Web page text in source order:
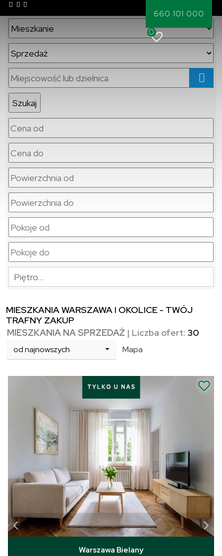
660 101 000
0
Piętro…
MIESZKANIA WARSZAWA I OKOLICE - TWÓJ
TRAFNY ZAKUP
MIESZKANIA NA SPRZEDAŻ | Liczba ofert: 30
od najnowszych Mapa
Warszawa Bielany